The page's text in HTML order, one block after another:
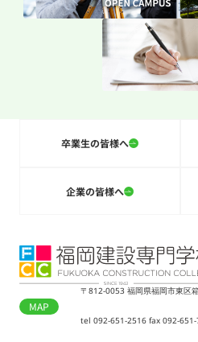
卒業生の皆様へ
企業の皆様へ
〒812-0053 福岡県福岡市東区
MAP
tel 092-651-2516 fax 092-